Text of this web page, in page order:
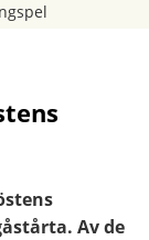
Av de